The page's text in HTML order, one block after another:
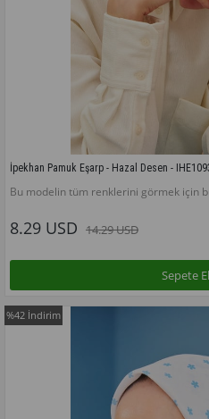
İpekhan Pamuk Eşarp - Hazal Desen -
Bu modelin tüm renklerini görmek için
8.29 USD 14.29 USD
Sepete
%42 İndirim